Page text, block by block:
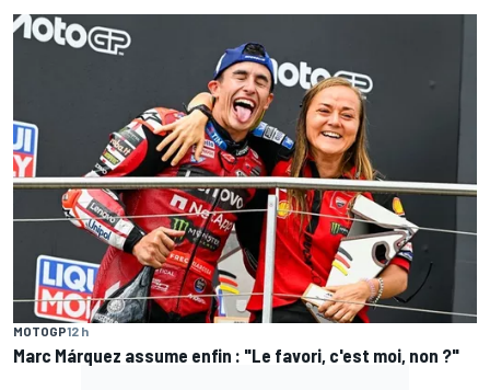
MOTOGP12 h
Marc Márquez assume enfin : "Le favori, c'est moi, non ?"